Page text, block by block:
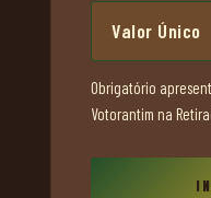
Valor Único
Obrigatório
Votorantim na